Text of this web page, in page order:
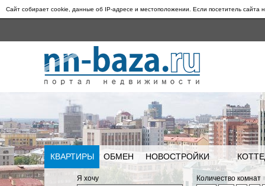
Сайт собирает cookie, данные об IP-адресе и местоположении. Если посетитель сайта
КВАРТИРЫ ОБМЕН НОВОСТРОЙКИ
Я хочу
Количество комнат